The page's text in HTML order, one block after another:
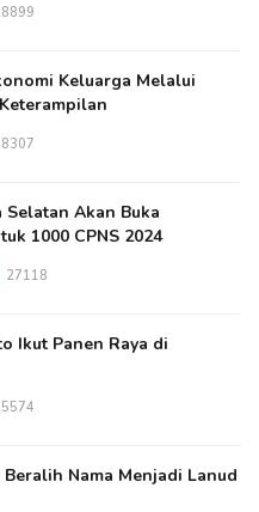
Keluarga Melalui
Selatan Akan Buka
1000 CPNS 2024
27118
Ikut Panen Raya di
Nama Menjadi Lanud